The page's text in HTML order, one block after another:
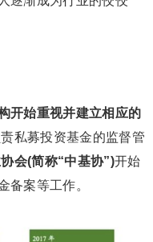
开始重视并建立相应的
私募投资基金的监督管
会(简称“中基协”)开始
备案等工作。